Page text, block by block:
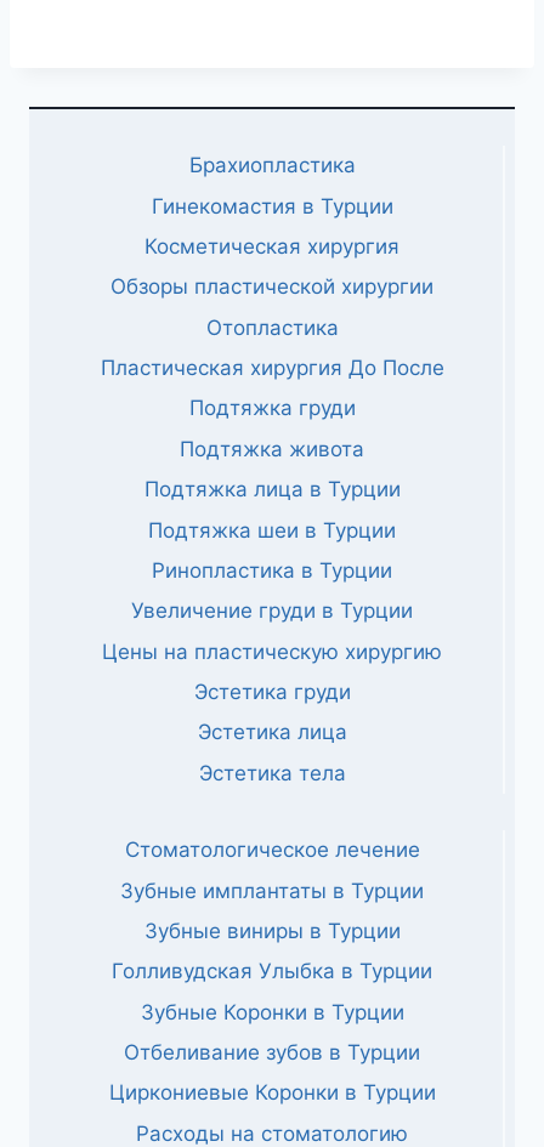
Брахиопластика
Гинекомастия в Турции
Косметическая хирургия
Обзоры пластической хирургии
Отопластика
Пластическая хирургия До После
Подтяжка груди
Подтяжка живота
Подтяжка лица в Турции
Подтяжка шеи в Турции
Ринопластика в Турции
Увеличение груди в Турции
Цены на пластическую хирургию
Эстетика груди
Эстетика лица
Эстетика тела
Стоматологическое лечение
Зубные имплантаты в Турции
Зубные виниры в Турции
Голливудская Улыбка в Турции
Зубные Коронки в Турции
Отбеливание зубов в Турции
Циркониевые Коронки в Турции
Расходы на стоматологию